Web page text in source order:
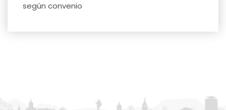
según convenio